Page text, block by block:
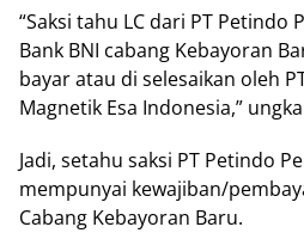
“Saksi tahu LC dari PT Petindo
Bank BNI cabang Kebayoran
bayar atau di selesaikan oleh
Magnetik Esa Indonesia,”
Jadi, setahu saksi PT Petindo
mempunyai kewajiban/
Cabang Kebayoran Baru.